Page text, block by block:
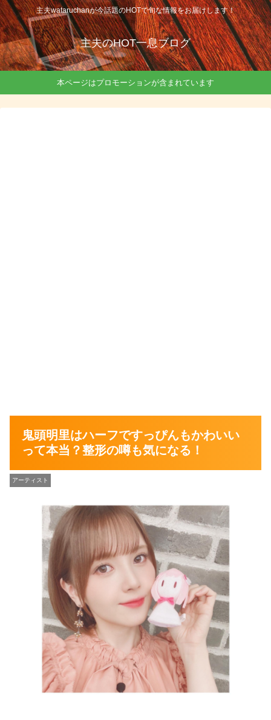
主夫wataruchanが今話題のHOTで旬な情報をお届けします！
主夫のHOT一息ブログ
本ページはプロモーションが含まれています
鬼頭明里はハーフですっぴんもかわいい
って本当？整形の噂も気になる！
アーティスト